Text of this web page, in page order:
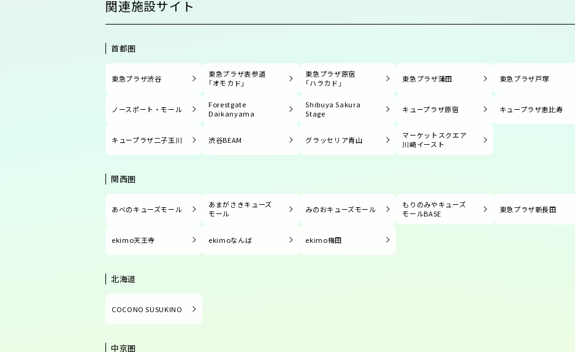
関連施設サイト
首都圏
東急プラザ渋谷
東急プラザ表参道
「オモカド」
東急プラザ原宿
「ハラカド」
東急プラザ蒲田 東急プラザ戸塚
ノースポート・モール
Forestgate
Daikanyama
Shibuya Sakura
Stage
キュープラザ原宿 キュープラザ恵比寿
キュープラザ二子玉川 渋谷BEAM グラッセリア青山
マーケットスクエア
川崎イースト
関西圏
あべのキューズモール
あまがさきキューズ
モール
みのおキューズモール
もりのみやキューズ
モールBASE
東急プラザ新長田
ekimo天王寺 ekimoなんば ekimo梅田
北海道
COCONO SUSUKINO
中京圏